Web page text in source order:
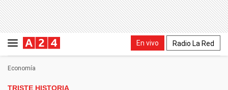
En vivo Radio La Red
Economía
TRISTE HISTORIA